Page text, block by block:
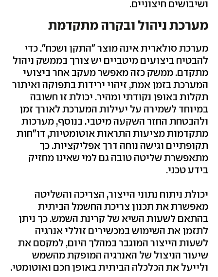
ושיבושים חיצוניים.
מערכת ניהול ובקרה מתקדמת
מערכת סולארית אינה מוצר "התקן ושכח". כדי
להבטיח ביצועים מיטביים יש צורך בממשק ניהול
מתקדם. ממשק כזה מאפשר מעקב אחר ביצועי
המערכת בזמן אמת, זיהוי ירידות בתפוקה ואיתור
תקלות באופן נקודתי ומהיר. יכולת זו חשובה
במיוחד לשמירה על יעילות המערכת לאורך זמן
ולהבטחת החזר השקעה מיטבי. בנוסף, מערכות
מתקדמות מציעות התראות אוטומטיות, דו"חות
תקופתיים וגישה נוחה דרך אפליקציות. כך
מתאפשרת שליטה טובה גם למי שאינו מחזיק
בידע טכני.
יכולת ניתוח נתוני הייצור, הצריכה והשליטה
מאפשרת את תכנון צריכת החשמל הביתית
בהתאם לשעות השיא של קרינת השמש. כך ניתן
לתזמן את השימוש במכשירים זוללי אנרגיה
לשעות הייצור המוגבר במהלך היום, למקסם את
שיעור הניצול של האנרגיה המופקת מהשמש
ולייעל את הכלכלה הביתית באופן חכם ואוטומטי.